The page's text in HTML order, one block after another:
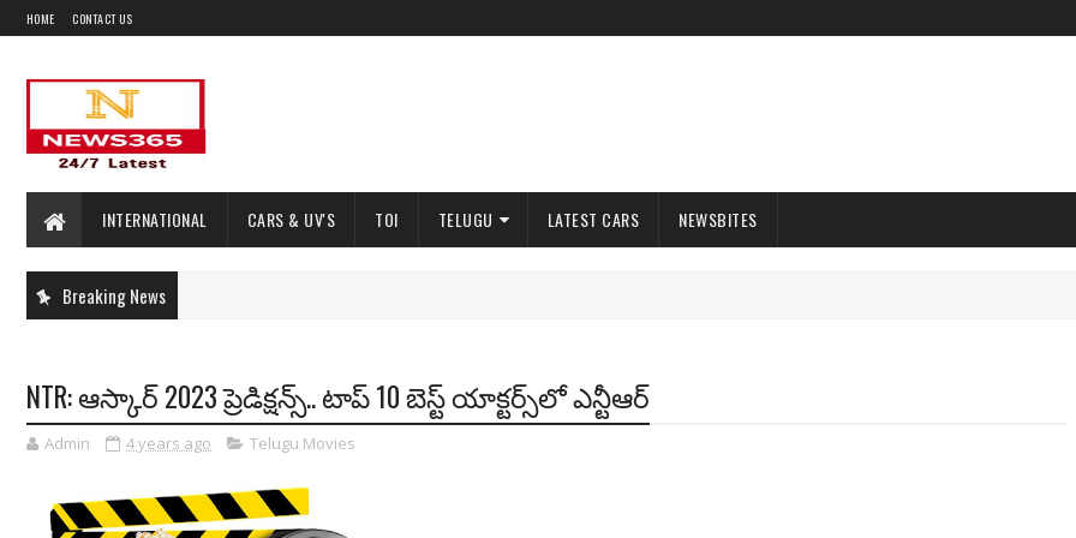
HOME CONTACT US
INTERNATIONAL CARS & UV'S TOI TELUGU LATEST CARS NEWSBITES
Breaking News
NTR: ఆస్కార్ 2023 ప్రెడిక్షన్స్.. టాప్ 10 బెస్ట్ యాక్టర్స్‌లో ఎన్టీఆర్‌
Admin 4 years ago Telugu Movies